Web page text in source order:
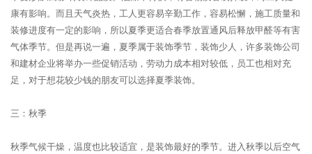
康有影响。而且天气炎热，工人更容易辛勤工作，容易松懈，施工质量和
装修进度有一定的影响，所以夏季更适合春季放置通风后释放甲醛等有害
气体季节。但是再说一遍，夏季属于装饰季节，装饰少人，许多装饰公司
和建材企业将举办一些促销活动，劳动力成本相对较低，员工也相对充
足，对于想花较少钱的朋友可以选择夏季装饰。
三：秋季
秋季气候干燥，温度也比较适宜，是装饰最好的季节。进入秋季以后空气